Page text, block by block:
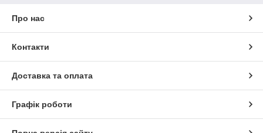
Про нас
Контакти
Доставка та оплата
Графік роботи